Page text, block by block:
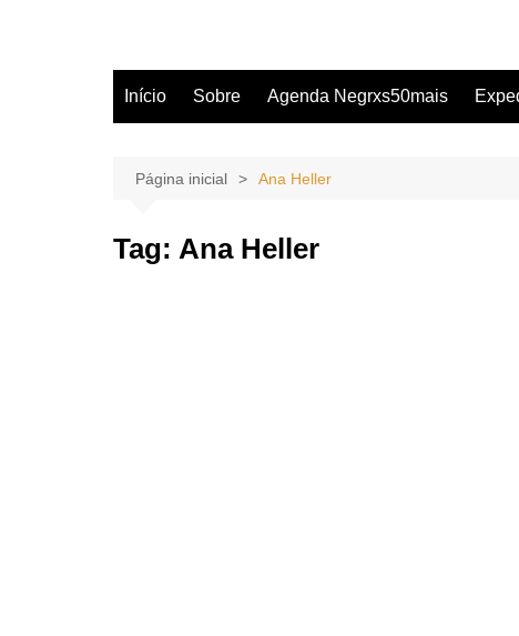
Início Sobre Agenda Negrxs50mais
Página inicial Ana Heller
Tag: Ana Heller